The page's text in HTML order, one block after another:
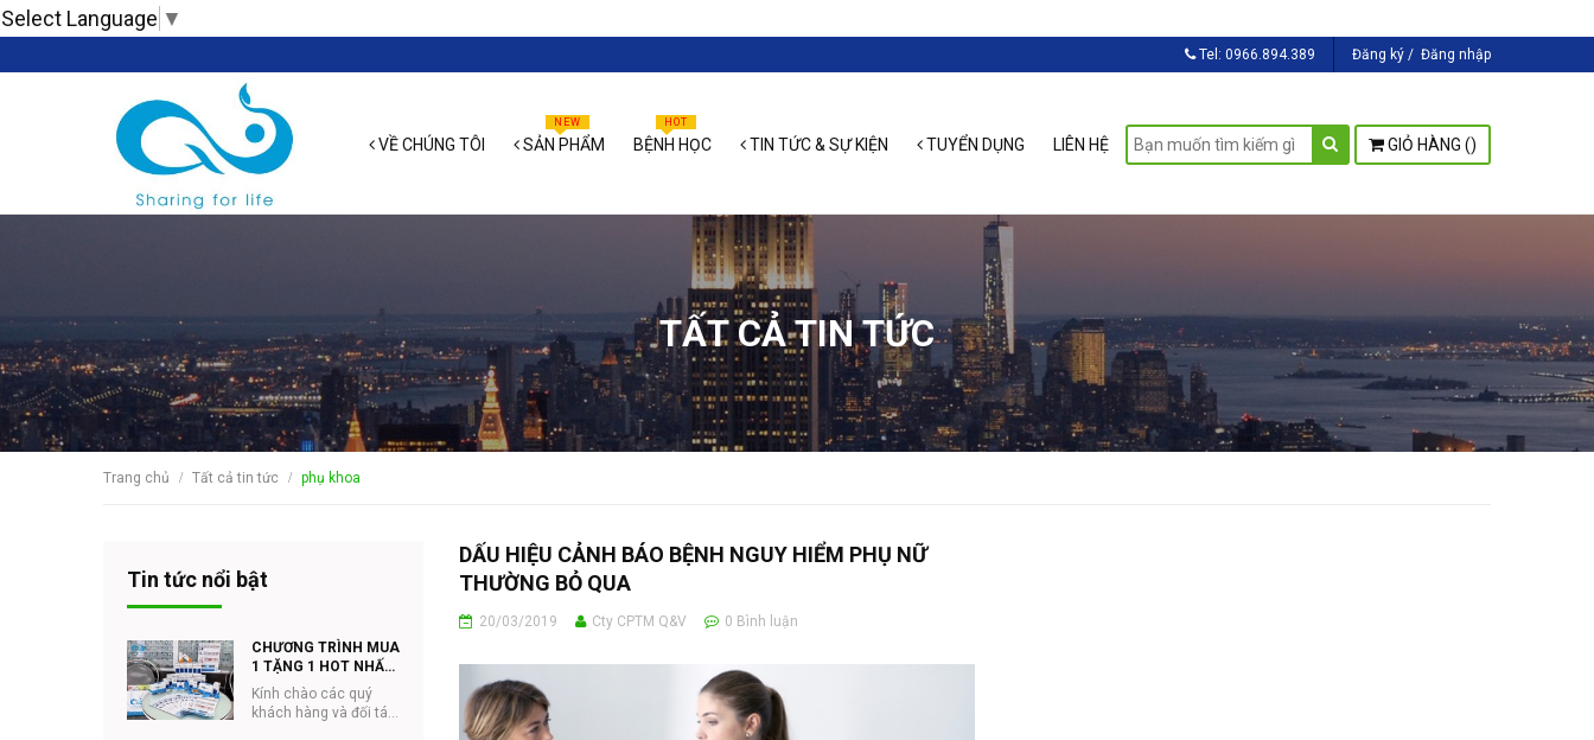
Select Language ▼
Đăng ký / Đăng nhập
Tel: 0966.894.389
VỀ CHÚNG TÔI
NEW
SẢN PHẨM
HOT
BỆNH HỌC TIN TỨC & SỰ KIỆN TUYỂN DỤNG LIÊN HỆ GIỎ HÀNG ()
TẤT CẢ TIN TỨC
Trang chủ / Tất cả tin tức / phụ khoa
DẤU HIỆU CẢNH BÁO BỆNH NGUY HIỂM PHỤ NỮ
THƯỜNG BỎ QUA
20/03/2019 Cty CPTM Q&V 0 Bình luận
Tin tức nổi bật
CHƯƠNG TRÌNH MUA
1 TẶNG 1 HOT NHẤT
NĂM CỦA Q&V
Kính chào các quý
khách hàng và đối tác